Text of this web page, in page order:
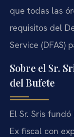
que todas las
requisitos del
Service (DFAS)
Sobre el Sr.
del Bufete
El Sr. Sris fundó
Ex fiscal con